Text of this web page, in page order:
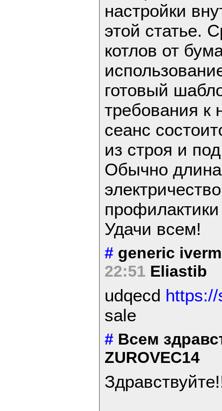
настройки
этой статье.
котлов от
готовый
требования к
сеанс
из строя и
Обычно
Удачи всем!
# generic
22:51 Eliastib
udqecd
sale
# Всем
ZUROVEC14